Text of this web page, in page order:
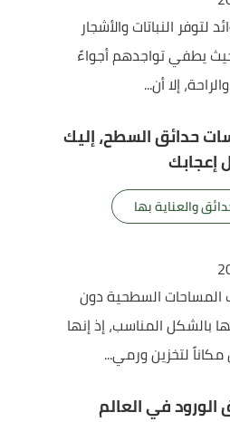
لتوفر النباتات والأشجار
يطفي تواجدهم أجواءً
إلا أن...
حدائق السطح، إليك
إعجابك
والعناية بها
المساحات السطحية دون
بالشكل المناسب، إذ إنها
لتخزين ورمي...
في العالم